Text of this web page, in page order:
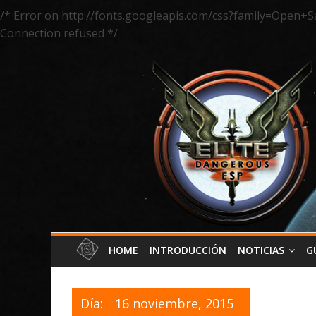
/* Error on http://fonts.googleapis.com/
Connection refused */
HOME INTRODUCCIÓN NOTICIAS
Día: 16 noviembre, 2015